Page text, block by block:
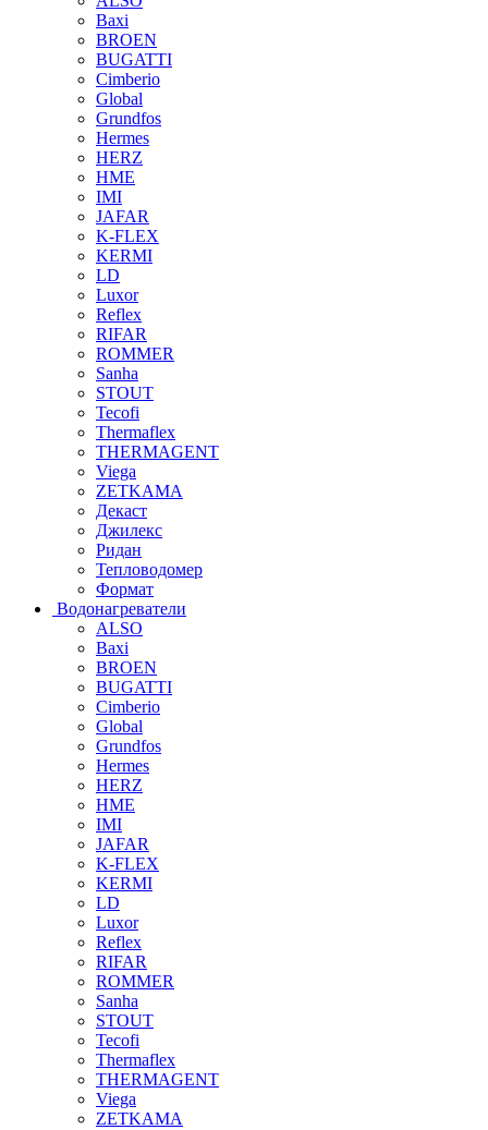
Baxi
BROEN
BUGATTI
Cimberio
Global
Grundfos
Hermes
HERZ
HME
IMI
JAFAR
K-FLEX
KERMI
LD
Luxor
Reflex
RIFAR
ROMMER
Sanha
STOUT
Tecofi
Thermaflex
THERMAGENT
Viega
ZETKAMA
Декаст
Джилекс
Ридан
Тепловодомер
Формат
Водонагреватели
ALSO
Baxi
BROEN
BUGATTI
Cimberio
Global
Grundfos
Hermes
HERZ
HME
IMI
JAFAR
K-FLEX
KERMI
LD
Luxor
Reflex
RIFAR
ROMMER
Sanha
STOUT
Tecofi
Thermaflex
THERMAGENT
Viega
ZETKAMA